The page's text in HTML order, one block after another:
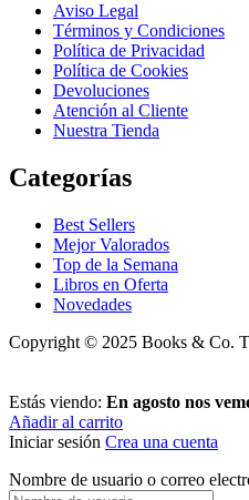
Aviso Legal
Términos y Condiciones
Política de Privacidad
Política de Cookies
Devoluciones
Atención al Cliente
Nuestra Tienda
Categorías
Best Sellers
Mejor Valorados
Top de la Semana
Libros en Oferta
Novedades
Copyright © 2025 Books & Co.
Estás viendo: En agosto nos
Añadir al carrito
Iniciar sesión Crea una cuenta
Nombre de usuario o correo